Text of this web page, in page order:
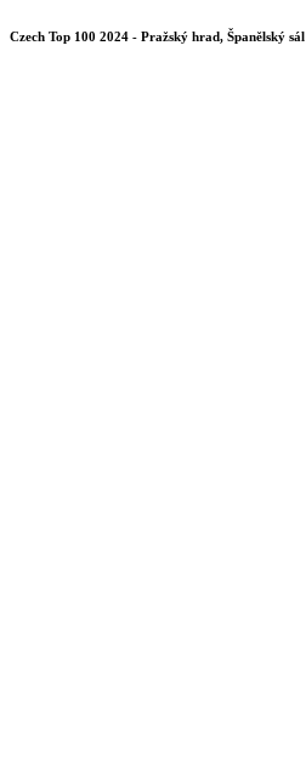
Czech Top 100 2024 - Pražský hrad, Španělský sál